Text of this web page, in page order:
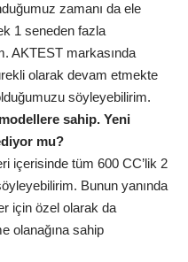
zamanı da ele
1 seneden fazla
AKTEST markasında
olarak devam etmekte
söyleyebilirim.
sahip. Yeni
mu?
içerisinde tüm 600 CC’lik 2
Bunun yanında
için özel olarak da
olanağına sahip